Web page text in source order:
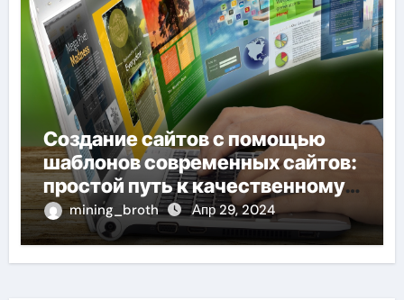
Создание сайтов с помощью
шаблонов современных сайтов:
простой путь к качественному
веб-присутствию
mining_broth Апр 29, 2024